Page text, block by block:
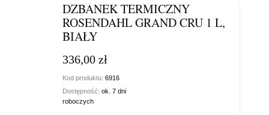
DZBANEK TERMICZNY
ROSENDAHL GRAND CRU 1 L,
BIAŁY
336,00 zł
Kod produktu:6916
Dostępność:ok. 7 dni
roboczych